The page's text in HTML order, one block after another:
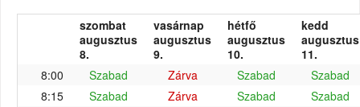
szombat
augusztus
8.
vasárnap
augusztus
9.
hétfő
augusztus
10.
kedd
augusztus
11.
8:00
Szabad Zárva Szabad
Szabad
8:15
Szabad Zárva Szabad
Szabad